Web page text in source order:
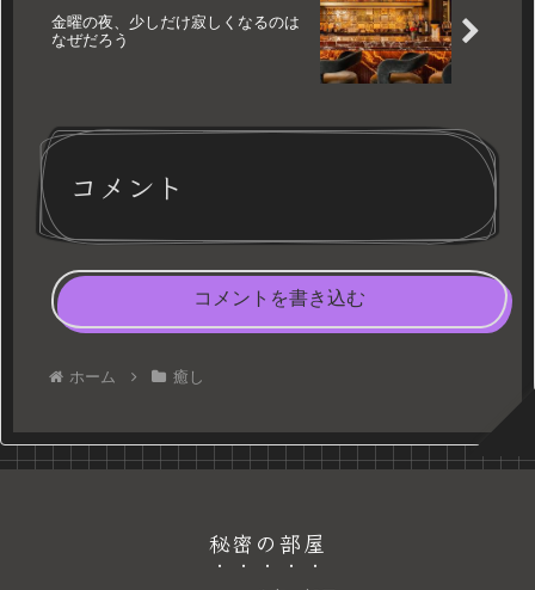
金曜の夜、少しだけ寂しくなるのは
なぜだろう
コメント
コメントを書き込む
ホーム 癒し
秘密の部屋